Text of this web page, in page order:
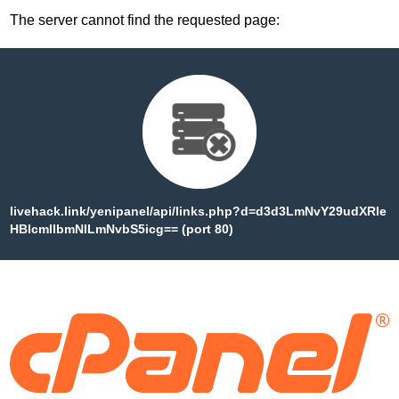
The server cannot find the requested page:
livehack.link/yenipanel/api/links.php?d=d3d3LmNvY29udXRle
HBlcmllbmNlLmNvbS5icg== (port 80)